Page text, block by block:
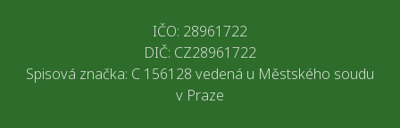
IČO: 28961722
DIČ: CZ28961722
Spisová značka: C 156128 vedená u Městského soudu
v Praze